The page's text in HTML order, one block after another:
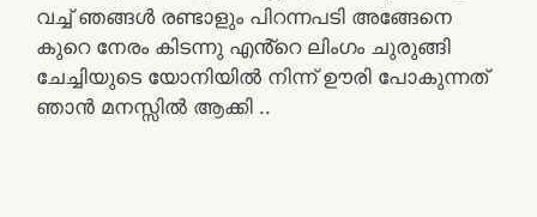
വച്ച് ഞങ്ങൾ രണ്ടാളും പിറന്നപടി അങ്ങേനെ
കുറെ നേരം കിടന്നു എൻ്റെ ലിംഗം ചുരുങ്ങി
ചേച്ചിയുടെ യോനിയിൽ നിന്ന് ഊരി പോകുന്നത്
ഞാൻ മനസ്സിൽ ആക്കി ..